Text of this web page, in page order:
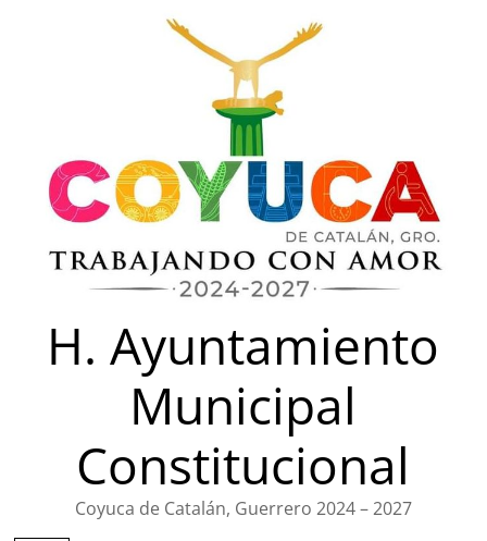
H. Ayuntamiento
Municipal
Constitucional
Coyuca de Catalán, Guerrero 2024 – 2027